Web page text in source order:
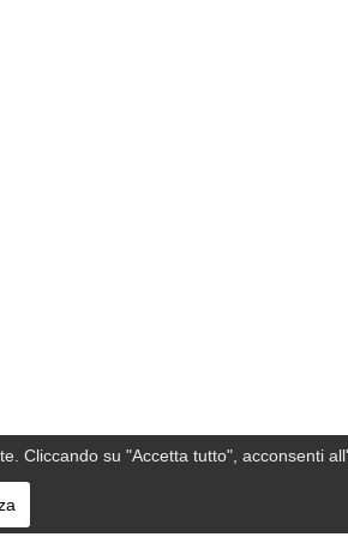
Cliccando su "Accetta tutto", acconsenti